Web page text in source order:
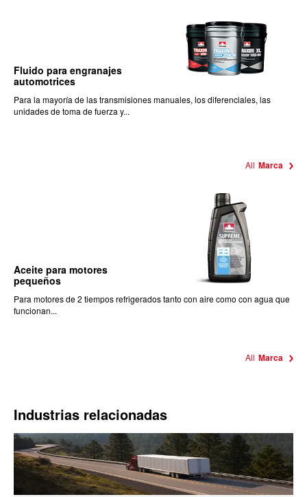
Fluido para engranajes
automotrices
Para la mayoría de las transmisiones manuales, los diferenciales, las
unidades de toma de fuerza y...
All Marca
Aceite para motores
pequeños
Para motores de 2 tiempos refrigerados tanto con aire como con agua que
funcionan...
All Marca
Industrias relacionadas